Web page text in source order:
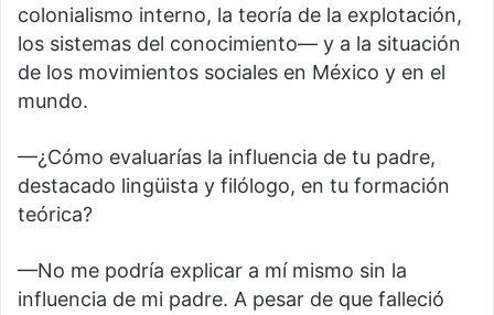
colonialismo interno, la teoría de la explotación,
los sistemas del conocimiento— y a la situación
de los movimientos sociales en México y en el
mundo.
—¿Cómo evaluarías la influencia de tu padre,
destacado lingüista y filólogo, en tu formación
teórica?
—No me podría explicar a mí mismo sin la
influencia de mi padre. A pesar de que falleció